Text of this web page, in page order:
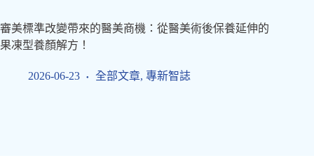
審美標準改變帶來的醫美商機：從醫美術後保養延伸的
果凍型養顏解方！
2026-06-23 全部文章, 專新智誌